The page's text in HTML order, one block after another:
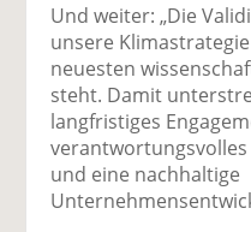
Und weiter: „Die
unsere
neuesten
steht. Damit
langfristiges
und eine nachhaltige